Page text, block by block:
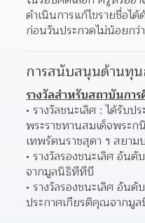
ดำเนินการแก้ไขรายชื่อไ
ก่อนวันประกวดไม่น้อยกว่
การสนับสนุนด้านทุ
รางวัลสำหรับสถาบันกา
รางวัลชนะเลิศ : ได้รับป
พระราชทานสมเด็จพระก
เทพรัตนราชสุดา ฯ สยาม
รางวัลรองชนะเลิศ อัน
จากมูลนิธิทีทีบี
รางวัลรองชนะเลิศ อันดั
ประกาศเกียรติคุณจากมู